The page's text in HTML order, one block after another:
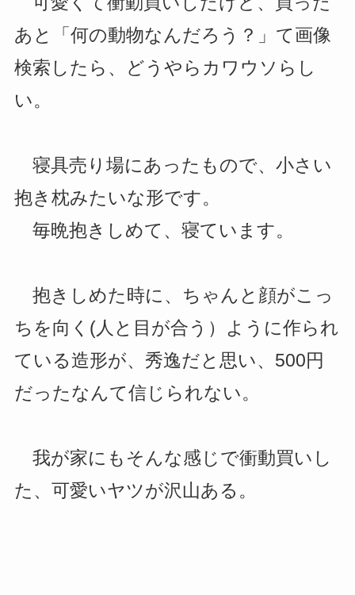
あと「何の動物なんだろう？」て画像
検索したら、どうやらカワウソらし
い。
寝具売り場にあったもので、小さい
抱き枕みたいな形です。
毎晩抱きしめて、寝ています。
抱きしめた時に、ちゃんと顔がこっ
ちを向く(人と目が合う）ように作られ
ている造形が、秀逸だと思い、500円
だったなんて信じられない。
我が家にもそんな感じで衝動買いし
た、可愛いヤツが沢山ある。